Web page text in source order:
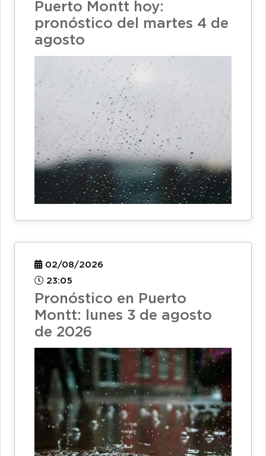
Puerto Montt hoy:
pronóstico del martes 4 de
agosto
02/08/2026
23:05
Pronóstico en Puerto
Montt: lunes 3 de agosto
de 2026